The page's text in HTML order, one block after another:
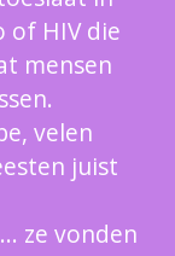
of HIV die
mensen
velen
juist
ze vonden